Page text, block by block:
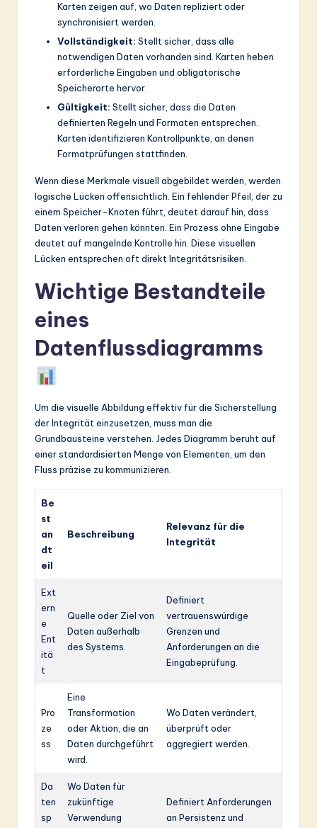
Karten zeigen auf, wo Daten repliziert oder
synchronisiert werden.
Vollständigkeit: Stellt sicher, dass alle
notwendigen Daten vorhanden sind. Karten heben
erforderliche Eingaben und obligatorische
Speicherorte hervor.
Gültigkeit: Stellt sicher, dass die Daten
definierten Regeln und Formaten entsprechen.
Karten identifizieren Kontrollpunkte, an denen
Formatprüfungen stattfinden.
Wenn diese Merkmale visuell abgebildet werden, werden
logische Lücken offensichtlich. Ein fehlender Pfeil, der zu
einem Speicher-Knoten führt, deutet darauf hin, dass
Daten verloren gehen könnten. Ein Prozess ohne Eingabe
deutet auf mangelnde Kontrolle hin. Diese visuellen
Lücken entsprechen oft direkt Integritätsrisiken.
Wichtige Bestandteile
eines
Datenflussdiagramms
Um die visuelle Abbildung effektiv für die Sicherstellung
der Integrität einzusetzen, muss man die
Grundbausteine verstehen. Jedes Diagramm beruht auf
einer standardisierten Menge von Elementen, um den
Fluss präzise zu kommunizieren.
Be
st
an
dt
eil
Beschreibung
Relevanz für die
Integrität
Ext
ern
e
Ent
itä
t
Quelle oder Ziel von
Daten außerhalb
des Systems.
Definiert
vertrauenswürdige
Grenzen und
Anforderungen an die
Eingabeprüfung.
Pro
ze
ss
Eine
Transformation
oder Aktion, die an
Daten durchgeführt
wird.
Wo Daten verändert,
überprüft oder
aggregiert werden.
Da
ten
sp
Wo Daten für
zukünftige
Verwendung
Definiert Anforderungen
an Persistenz und